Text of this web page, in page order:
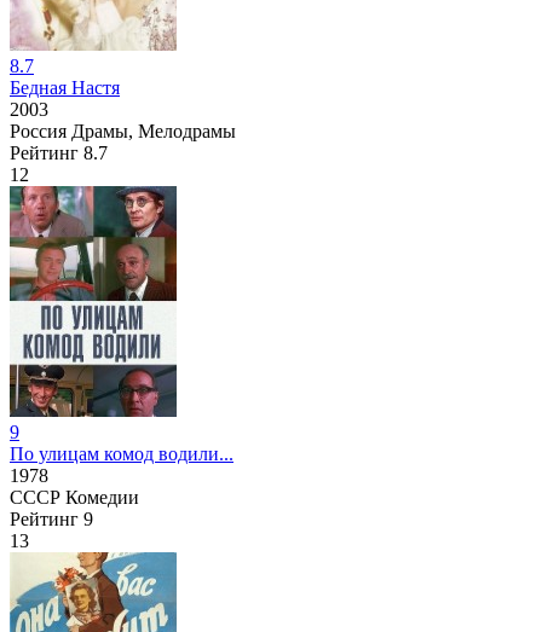
8.7
Бедная Настя
2003
Россия Драмы, Мелодрамы
Рейтинг 8.7
12
9
По улицам комод водили...
1978
СССР Комедии
Рейтинг 9
13